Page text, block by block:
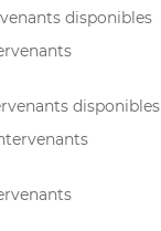
disponibles
disponibles